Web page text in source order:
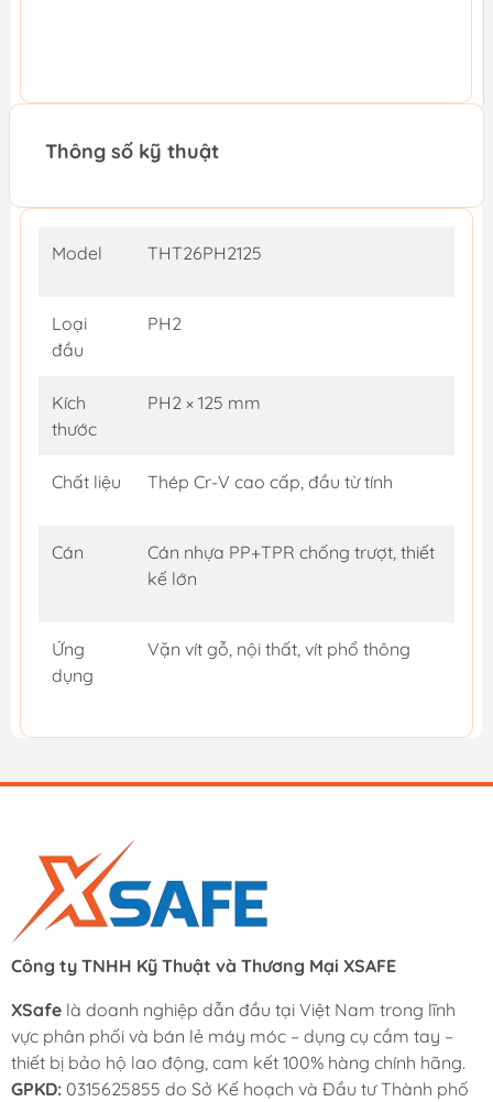
Thông số kỹ thuật
Model THT26PH2125
Loại
đầu
PH2
Kích
thước
PH2 × 125 mm
Chất liệu Thép Cr-V cao cấp, đầu từ tính
Cán
Cán nhựa PP+TPR chống trượt, thiết
kế lớn
Ứng
dụng
Vặn vít gỗ, nội thất, vít phổ thông
Công ty TNHH Kỹ Thuật và Thương Mại XSAFE
XSafe là doanh nghiệp dẫn đầu tại Việt Nam trong lĩnh
vực phân phối và bán lẻ máy móc – dụng cụ cầm tay –
thiết bị bảo hộ lao động, cam kết 100% hàng chính hãng.
GPKD: 0315625855 do Sở Kế hoạch và Đầu tư Thành phố